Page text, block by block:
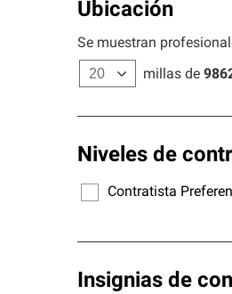
Ubicación
Se muestran
millas de
Niveles de
Contratista
Insignias de